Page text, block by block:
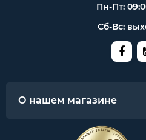
Пн-Пт:
Сб-Вс:
О нашем магазине